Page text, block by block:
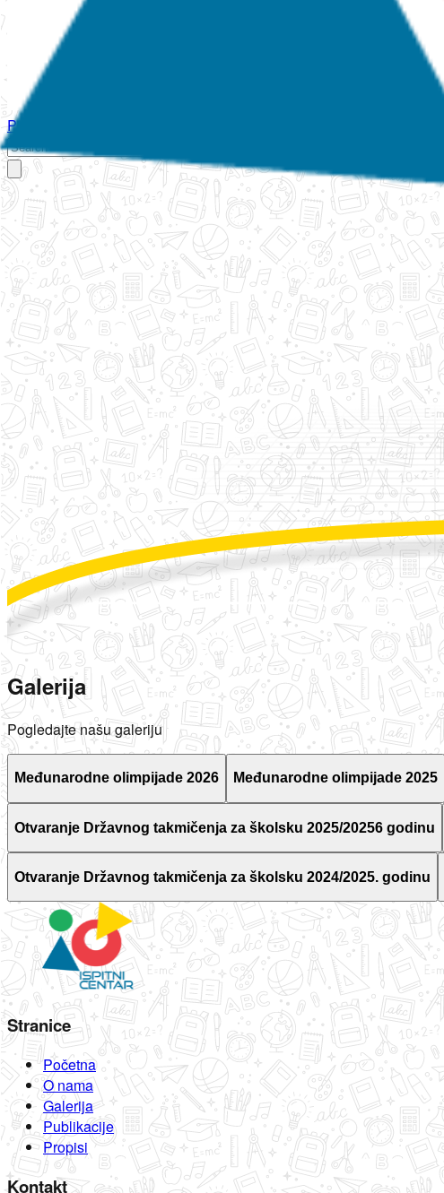
Početna
Galerija
Pogledajte našu galeriju
Međunarodne olimpijade 2026 Međunarodne olimpijade 2025
Otvaranje Državnog takmičenja za školsku 2025/20256 godinu
Otvaranje Državnog takmičenja za školsku 2024/2025. godinu
Stranice
Početna
O nama
Galerija
Publikacije
Propisi
Kontakt